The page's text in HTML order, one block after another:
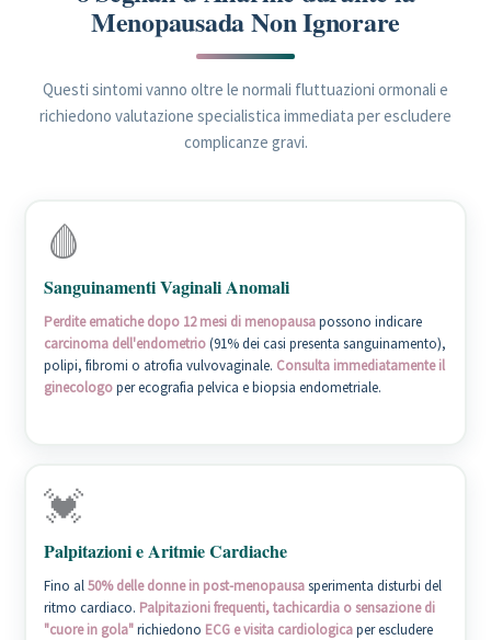
Menopausada Non Ignorare
Questi sintomi vanno oltre le normali fluttuazioni ormonali e
richiedono valutazione specialistica immediata per escludere
complicanze gravi.
🩸
Sanguinamenti Vaginali Anomali
Perdite ematiche dopo 12 mesi di menopausapossono indicare
carcinoma dell'endometrio(91% dei casi presenta sanguinamento),
polipi, fibromi o atrofia vulvovaginale. Consulta immediatamente il
ginecologoper ecografia pelvica e biopsia endometriale.
💓
Palpitazioni e Aritmie Cardiache
Fino al50% delle donne in post-menopausasperimenta disturbi del
ritmo cardiaco. Palpitazioni frequenti, tachicardia o sensazione di
"cuore in gola"richiedono ECG e visita cardiologicaper escludere